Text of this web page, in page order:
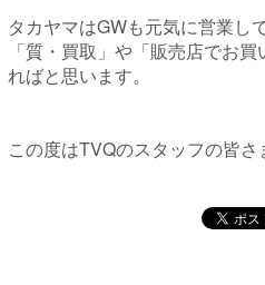
タカヤマはGWも元気に営業し
「質・買取」や「販売店でお
ればと思います。
この度はTVQのスタッフの皆さ